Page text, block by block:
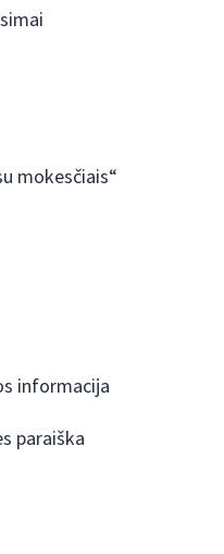
mokesčiais“
informacija
paraiška